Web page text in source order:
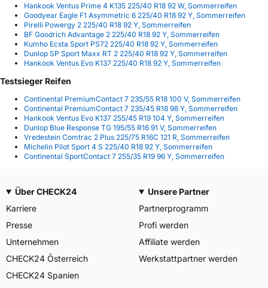
Hankook Ventus Prime 4 K135 225/40 R18 92 W, Sommerreifen
Goodyear Eagle F1 Asymmetric 6 225/40 R18 92 Y, Sommerreifen
Pirelli Powergy 2 225/40 R18 92 Y, Sommerreifen
BF Goodrich Advantage 2 225/40 R18 92 Y, Sommerreifen
Kumho Ecsta Sport PS72 225/40 R18 92 Y, Sommerreifen
Dunlop SP Sport Maxx RT 2 225/40 R18 92 Y, Sommerreifen
Hankook Ventus Evo K137 225/40 R18 92 Y, Sommerreifen
Testsieger Reifen
Continental PremiumContact 7 235/55 R18 100 V, Sommerreifen
Continental PremiumContact 7 235/45 R18 98 Y, Sommerreifen
Hankook Ventus Evo K137 255/45 R19 104 Y, Sommerreifen
Dunlop Blue Response TG 195/55 R16 91 V, Sommerreifen
Vredestein Comtrac 2 Plus 225/75 R16C 121 R, Sommerreifen
Michelin Pilot Sport 4 S 225/40 R18 92 Y, Sommerreifen
Continental SportContact 7 255/35 R19 96 Y, Sommerreifen
Über CHECK24
Karriere
Presse
Unternehmen
CHECK24 Österreich
CHECK24 Spanien
Unsere Partner
Partnerprogramm
Profi werden
Affiliate werden
Werkstattpartner werden